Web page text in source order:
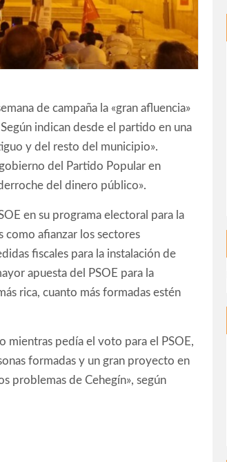
de campaña la «gran afluencia»
indican desde el partido en una
y del resto del municipio».
del Partido Popular en
del dinero público».
en su programa electoral para la
como afianzar los sectores
fiscales para la instalación de
apuesta del PSOE para la
rica, cuanto más formadas estén
mientras pedía el voto para el PSOE,
formadas y un gran proyecto en
problemas de Cehegín», según